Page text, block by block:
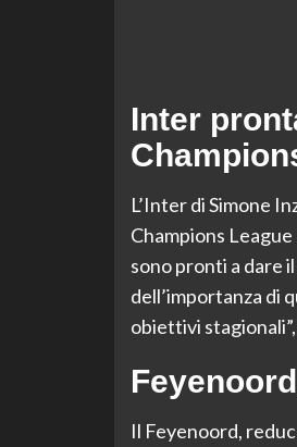
Inter
L’Inter di Simone
Champions
sono pronti a dare
dell’importanza di
obiettivi
Il Feyenoord,